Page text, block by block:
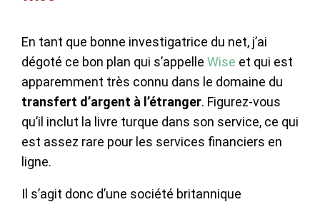
En tant que bonne investigatrice du net, j’ai
dégoté ce bon plan qui s’appelle Wise et qui est
apparemment très connu dans le domaine du
transfert d’argent à l’étranger. Figurez-vous
qu’il inclut la livre turque dans son service, ce qui
est assez rare pour les services financiers en
ligne.
Il s’agit donc d’une société britannique